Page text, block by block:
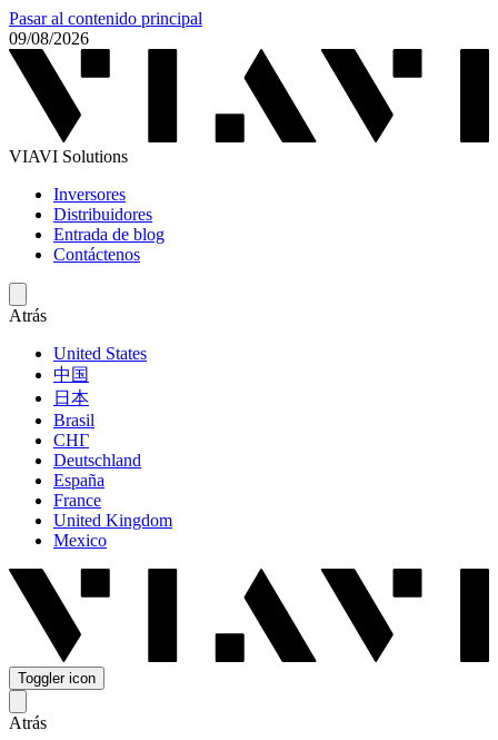
Pasar al contenido principal
09/08/2026
VIAVI Solutions
Inversores
Distribuidores
Entrada de blog
Contáctenos
Atrás
United States
中国
日本
Brasil
СНГ
Deutschland
España
France
United Kingdom
Mexico
Toggler icon
Atrás